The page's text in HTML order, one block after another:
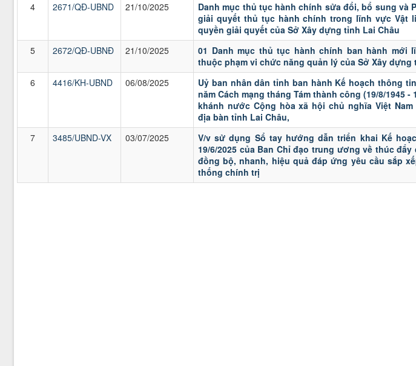
4
2671/QĐ-UBND 21/10/2025
Danh mục thủ tục hành chính sửa đổi, bổ sung và
giải quyết thủ tục hành chính trong lĩnh vực Vật
quyền giải quyết của Sở Xây dựng tỉnh Lai Châu
5
2672/QĐ-UBNĐ 21/10/2025
01 Danh mục thủ tục hành chính ban hành mới
thuộc phạm vi chức năng quản lý của Sở Xây dựng
6 4416/KH-UBND 06/08/2025
Uỷ ban nhân dân tỉnh ban hành Kế hoạch thông
năm Cách mạng tháng Tám thành công (19/8/1945 -
khánh nước Cộng hòa xã hội chủ nghĩa Việt Nam
địa bàn tỉnh Lai Châu,
7 3485/UBND-VX 03/07/2025
V/v sử dụng Sổ tay hướng dẫn triển khai Kế
19/6/2025 của Ban Chỉ đạo trung ương về thúc
đồng bộ, nhanh, hiệu quả đáp ứng yêu cầu sắp
thống chính trị